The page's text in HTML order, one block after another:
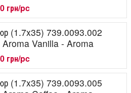
грн/pc
(1.7x35) 739.0093.002
Aroma Vanilla - Aroma
грн/pc
(1.7x35) 739.0093.005